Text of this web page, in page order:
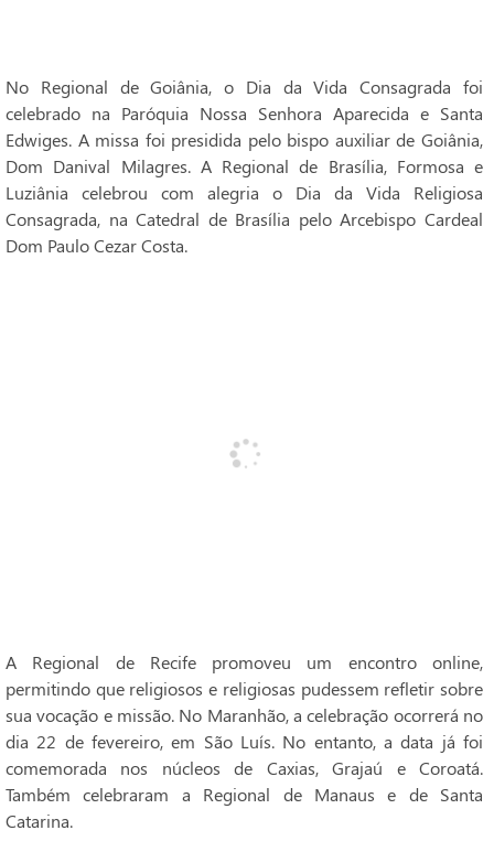
No Regional de Goiânia, o Dia da Vida Consagrada foi
celebrado na Paróquia Nossa Senhora Aparecida e Santa
Edwiges. A missa foi presidida pelo bispo auxiliar de Goiânia,
Dom Danival Milagres. A Regional de Brasília, Formosa e
Luziânia celebrou com alegria o Dia da Vida Religiosa
Consagrada, na Catedral de Brasília pelo Arcebispo Cardeal
Dom Paulo Cezar Costa.
A Regional de Recife promoveu um encontro online,
permitindo que religiosos e religiosas pudessem refletir sobre
sua vocação e missão. No Maranhão, a celebração ocorrerá no
dia 22 de fevereiro, em São Luís. No entanto, a data já foi
comemorada nos núcleos de Caxias, Grajaú e Coroatá.
Também celebraram a Regional de Manaus e de Santa
Catarina.